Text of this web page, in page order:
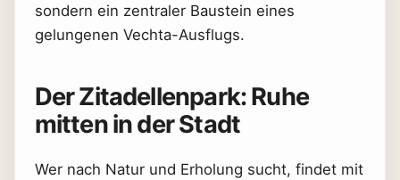
sondern ein zentraler Baustein eines
gelungenen Vechta-Ausflugs.
Der Zitadellenpark: Ruhe
mitten in der Stadt
Wer nach Natur und Erholung sucht, findet mit